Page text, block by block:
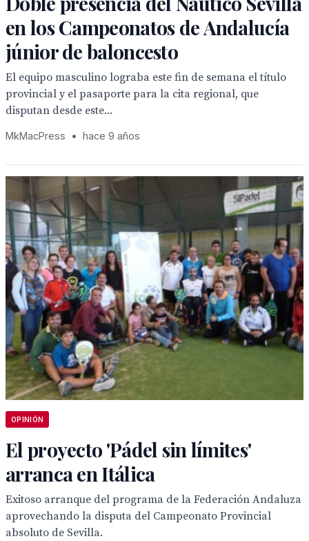
en los Campeonatos de Andalucía
júnior de baloncesto
El equipo masculino lograba este fin de semana el título
provincial y el pasaporte para la cita regional, que
disputan desde este...
MkMacPress • hace 9 años
OPINIÓN
El proyecto 'Pádel sin límites'
arranca en Itálica
Exitoso arranque del programa de la Federación Andaluza
aprovechando la disputa del Campeonato Provincial
absoluto de Sevilla.